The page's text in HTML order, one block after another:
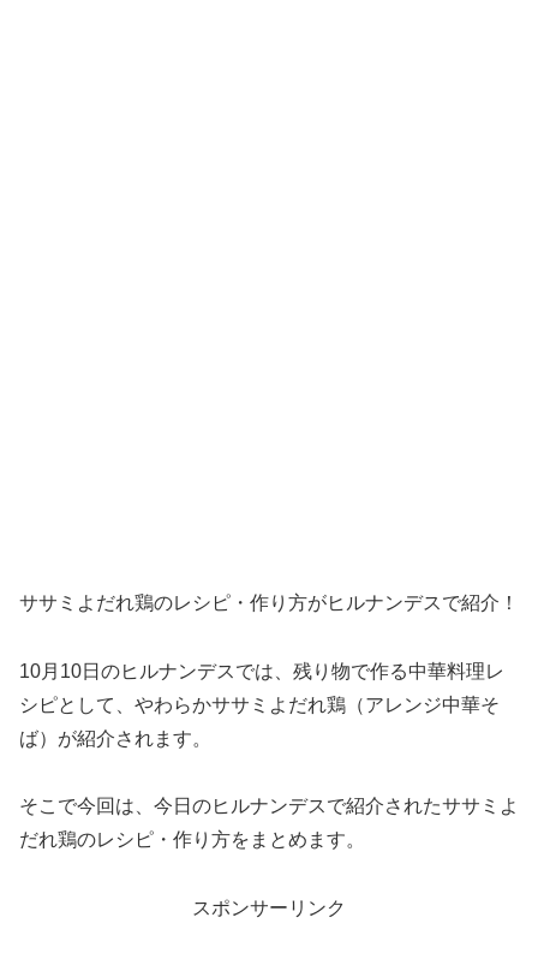
ササミよだれ鶏のレシピ・作り方がヒルナンデスで紹介！
10月10日のヒルナンデスでは、残り物で作る中華料理レ
シピとして、やわらかササミよだれ鶏（アレンジ中華そ
ば）が紹介されます。
そこで今回は、今日のヒルナンデスで紹介されたササミよ
だれ鶏のレシピ・作り方をまとめます。
スポンサーリンク